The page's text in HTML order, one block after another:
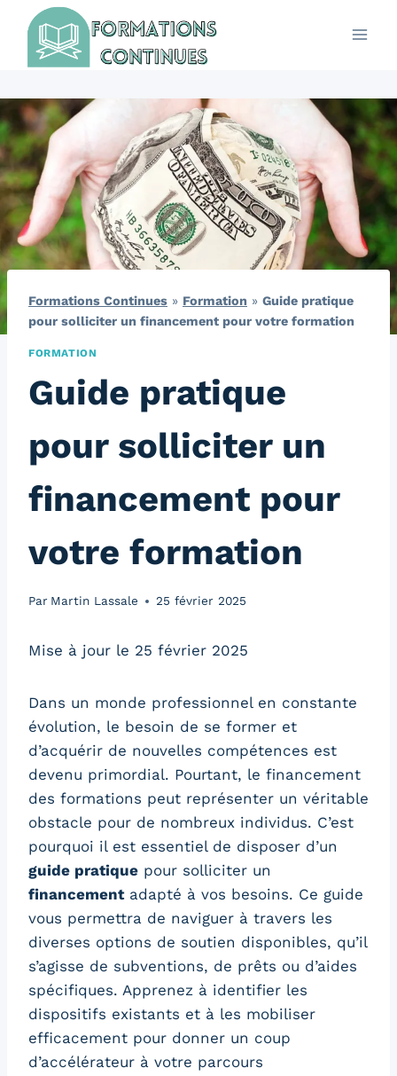
contenu
Formations Continues » Formation » Guide pratique
pour solliciter un financement pour votre formation
FORMATION
Guide pratique
pour solliciter un
financement pour
votre formation
Par Martin Lassale 25 février 2025
Mise à jour le 25 février 2025
Dans un monde professionnel en constante
évolution, le besoin de se former et
d’acquérir de nouvelles compétences est
devenu primordial. Pourtant, le financement
des formations peut représenter un véritable
obstacle pour de nombreux individus. C’est
pourquoi il est essentiel de disposer d’un
guide pratique pour solliciter un
financementadapté à vos besoins. Ce guide
vous permettra de naviguer à travers les
diverses options de soutien disponibles, qu’il
s’agisse de subventions, de prêts ou d’aides
spécifiques. Apprenez à identifier les
dispositifs existants et à les mobiliser
efficacement pour donner un coup
d’accélérateur à votre parcours